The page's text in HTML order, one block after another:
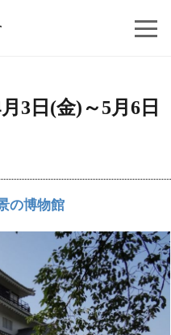
3日(金)～5月6日
の博物館